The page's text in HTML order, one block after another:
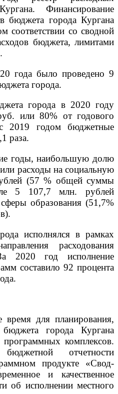
Финансирование
бюджета города Кургана
соответствии со сводной
бюджета, лимитами
года было проведено 9
города.
в 2020 году
или 80% от годового
2019 годом бюджетные
раза.
годы, наибольшую долю
расходы на социальную
(57 % общей суммы
5 107,7 млн. рублей
образования (51,7%
исполнялся в рамках
расходования
2020 год исполнение
составило 92 процента
время для планирования,
города Кургана
программных комплексов.
отчетности
продукте «Свод-
и качественное
об исполнении местного